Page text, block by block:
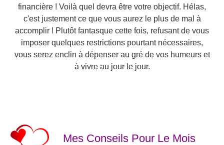
financière ! Voilà quel devra être votre objectif. Hélas,
c'est justement ce que vous aurez le plus de mal à
accomplir ! Plutôt fantasque cette fois, refusant de vous
imposer quelques restrictions pourtant nécessaires,
vous serez enclin à dépenser au gré de vos humeurs et
à vivre au jour le jour.
Mes Conseils Pour Le Mois